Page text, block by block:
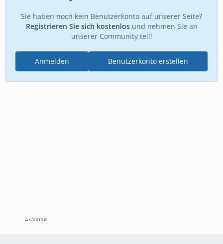
Sie haben noch kein Benutzerkonto auf unserer Seite?
Registrieren Sie sich kostenlosund nehmen Sie an
unserer Community teil!
Benutzerkonto erstellen
Anmelden